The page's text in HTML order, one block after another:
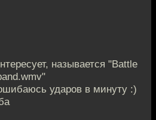
называется "Battle
ударов в минуту :)